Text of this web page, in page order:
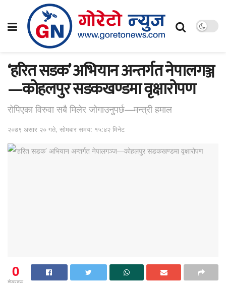
‘हरित सडक’ अभियान अन्तर्गत नेपालगञ्ज
—कोहलपुर सडकखण्डमा वृक्षारोपण
रोपिएका विरुवा सबै मिलेर जोगाउनुपर्छ—मन्त्री हमाल
२०७९ असार २० गते, सोमबार समय: १५:४२ मिनेट
0
शेयरहरू